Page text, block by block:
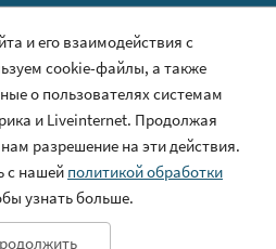
данных
и его взаимодействия с
cookie-файлы, а также
о пользователях системам
и Liveinternet. Продолжая
разрешение на эти действия.
с нашей политикой обработки
узнать больше.